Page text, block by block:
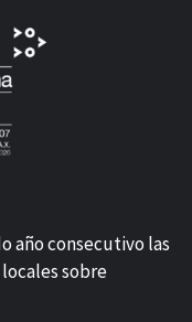
año consecutivo las
sobre